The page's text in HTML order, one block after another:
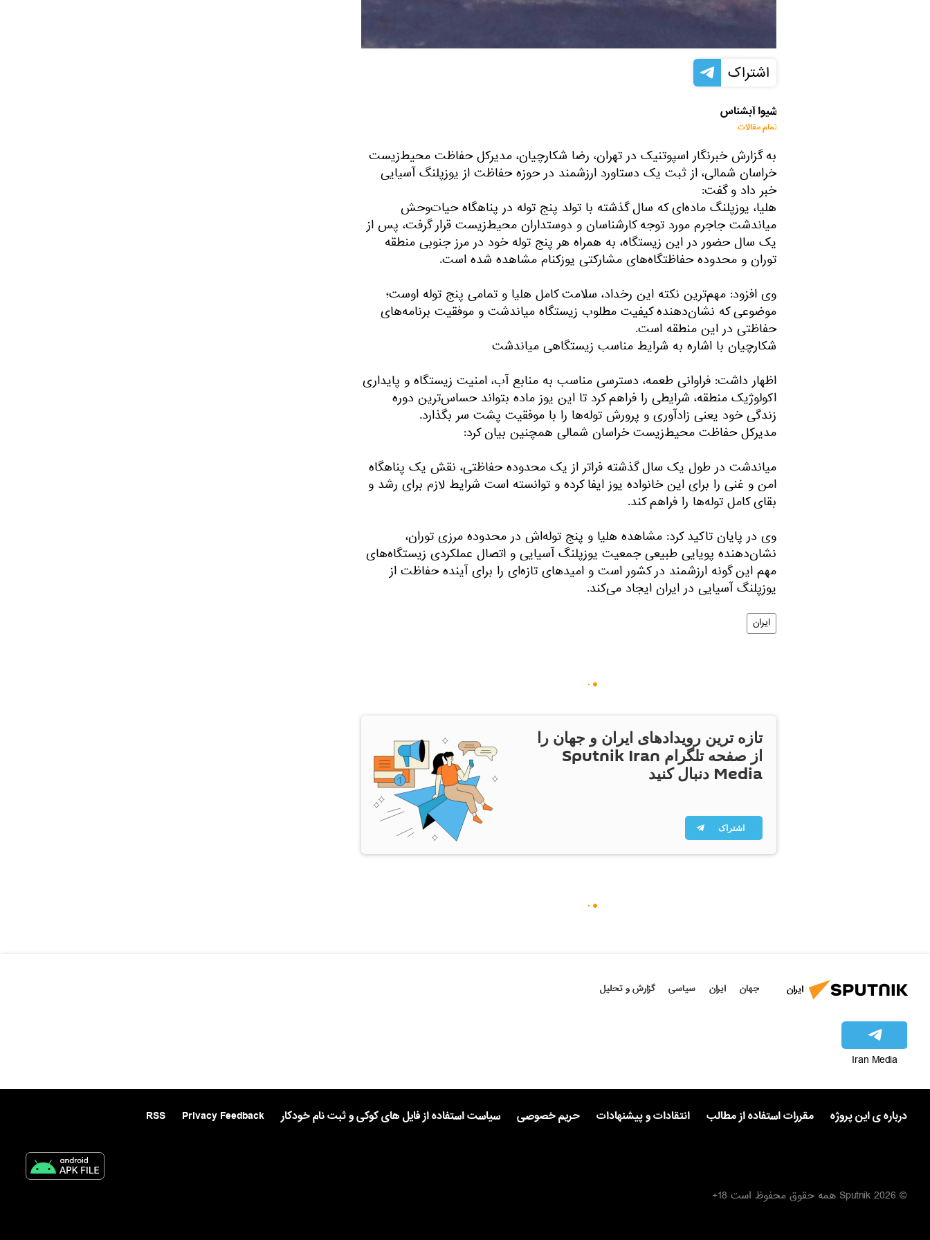
اشتراک
شیوا آبشناس
تمام مقالات
به گزارش خبرنگار اسپوتنیک در تهران، رضا شکارچیان، مدیرکل حفاظت محیط‌زیست
خراسان شمالی، از ثبت یک دستاورد ارزشمند در حوزه حفاظت از یوزپلنگ آسیایی
خبر داد و گفت:
هلیا، یوزپلنگ ماده‌ای که سال گذشته با تولد پنج توله در پناهگاه حیات‌وحش
میاندشت جاجرم مورد توجه کارشناسان و دوستداران محیط‌زیست قرار گرفت، پس از
یک سال حضور در این زیستگاه، به همراه هر پنج توله خود در مرز جنوبی منطقه
توران و محدوده حفاظتگاه‌های مشارکتی یوزکنام مشاهده شده است.
وی افزود: مهم‌ترین نکته این رخداد، سلامت کامل هلیا و تمامی پنج توله اوست؛
موضوعی که نشان‌دهنده کیفیت مطلوب زیستگاه میاندشت و موفقیت برنامه‌های
حفاظتی در این منطقه است.
شکارچیان با اشاره به شرایط مناسب زیستگاهی میاندشت
اظهار داشت: فراوانی طعمه، دسترسی مناسب به منابع آب، امنیت زیستگاه و پایداری
اکولوژیک منطقه، شرایطی را فراهم کرد تا این یوز ماده بتواند حساس‌ترین دوره
زندگی خود یعنی زادآوری و پرورش توله‌ها را با موفقیت پشت سر بگذارد.
مدیرکل حفاظت محیط‌زیست خراسان شمالی همچنین بیان کرد:
میاندشت در طول یک سال گذشته فراتر از یک محدوده حفاظتی، نقش یک پناهگاه
امن و غنی را برای این خانواده یوز ایفا کرده و توانسته است شرایط لازم برای رشد و
بقای کامل توله‌ها را فراهم کند.
وی در پایان تاکید کرد: مشاهده هلیا و پنج توله‌اش در محدوده مرزی توران،
نشان‌دهنده پویایی طبیعی جمعیت یوزپلنگ آسیایی و اتصال عملکردی زیستگاه‌های
مهم این گونه ارزشمند در کشور است و امیدهای تازه‌ای را برای آینده حفاظت از
یوزپلنگ آسیایی در ایران ایجاد می‌کند.
ایران
تازه ترین رویدادهای ایران و جهان را
از صفحه تلگرام Sputnik Iran
Media دنبال کنید
اشتراک
ایران جهان ایران سیاسی گزارش و تحلیل
Iran Media
درباره ی این پروژه مقررات استفاده از مطالب انتقادات و پیشنهادات حریم خصوصی سیاست استفاده از فایل های کوکی و ثبت نام خودکار Privacy Feedback
RSS
© 2026 Sputnik همه حقوق محفوظ است 18+